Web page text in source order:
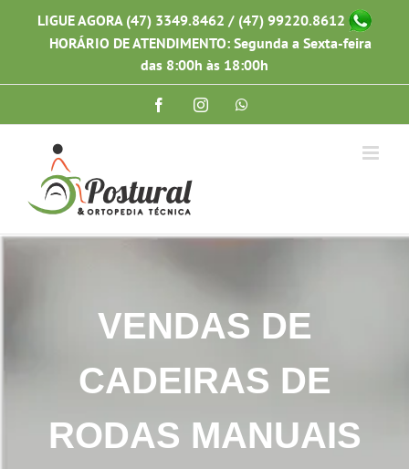
LIGUE AGORA (47) 3349.8462 / (47) 99220.8612
HORÁRIO DE ATENDIMENTO: Segunda a Sexta-feira
das 8:00h às 18:00h
FacebookInstagram
VENDAS DE
CADEIRAS DE
RODAS MANUAIS